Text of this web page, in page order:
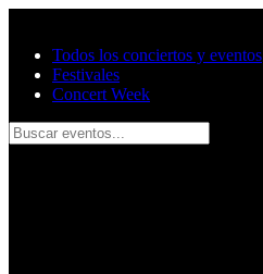
Todos los conciertos y eventos
Festivales
Concert Week
Buscar eventos...